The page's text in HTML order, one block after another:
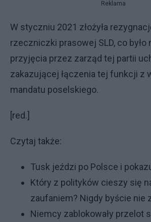
Reklama
W styczniu 2021 złożyła
rzeczniczki prasowej SLD, co
przyjęcia przez zarząd tej partii
zakazującej łączenia tej funkcji z
mandatu poselskiego.
[red.]
Czytaj także:
Tusk jeździ po Polsce i
Który z polityków cieszy się
zaufaniem? Nigdy byście nie
Niemcy zablokowały przelot